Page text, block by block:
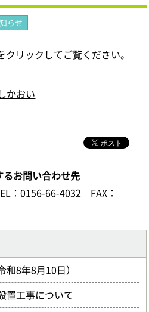
らせ
リックしてご覧ください。
かおい
お問い合わせ先
：0156-66-4032
FAX：
8年8月10日）
置工事について